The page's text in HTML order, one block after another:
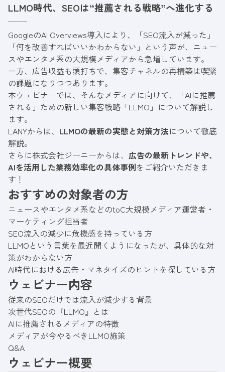
LLMO時代、SEOは“推薦される戦略”へ進化する
──
GoogleのAI Overviews導入により、「SEO流入が減った」
「何を改善すればいいかわからない」という声が、ニュー
スやエンタメ系の大規模メディアから急増しています。
一方、広告収益も頭打ちで、集客チャネルの再構築は喫緊
の課題になりつつあります。
本ウェビナーでは、そんなメディアに向けて、「AIに推薦
される」ための新しい集客戦略「LLMO」について解説し
ます。
LANYからは、 LLMOの最新の実態と対策方法について徹底
解説。
さらに株式会社ジーニーからは、 広告の最新トレンドや、
AIを活用した業務効率化の具体事例をご紹介いただきま
す！
おすすめの対象者の方
ニュースやエンタメ系などのtoC大規模メディア運営者・
マーケティング担当者
SEO流入の減少に危機感を持っている方
LLMOという言葉を最近聞くようになったが、具体的な対
策がわからない方
AI時代における広告・マネタイズのヒントを探している方
ウェビナー内容
従来のSEOだけでは流入が減少する背景
次世代SEOの『LLMO』とは
AIに推薦されるメディアの特徴
メディアが今やるべきLLMO施策
Q&A
ウェビナー概要